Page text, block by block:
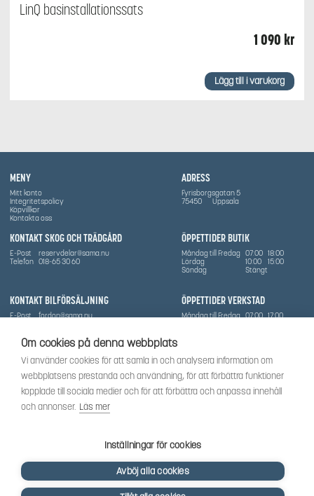
Om cookies på denna webbplats
Vi använder cookies för att samla in och analysera information om
webbplatsens prestanda och användning, för att förbättra funktioner
kopplade till sociala medier och för att förbättra och anpassa innehåll
och annonser. Läs mer
Inställningar för cookies
Avböj alla cookies
LinQ basinstallationssats
1 090 kr
Lägg till i varukorg
MENY
Mitt konto
Integritetspolicy
Köpvillkor
Kontakta oss
ÖPPETTIDER BUTIK
Måndag till Fredag 07:00 18:00
Lördag
10:00
15:00
Söndag
Stängt
ÖPPETTIDER VERKSTAD
Måndag till Fredag 07:00 17:00
ADRESS
Fyrisborgsgatan 5
75450
Uppsala
KONTAKT SKOG OCH TRÄDGÅRD
E-Post
reservdelar@sama.nu
Telefon 018-65 30 60
KONTAKT BILFÖRSÄLJNING
E-Post
fordon@sama.nu
Vi har sedan 1970-talet levererat skog-och trädgårdsprodukter till Uppsala med omnejd. Vi
har idag även ett brett utbud av dessa produkter samt BRP:s produktsortiment, gällande
Can-Am, Sea-Doo.
Vi är certifierad serviceverkstad.
SOCIALT